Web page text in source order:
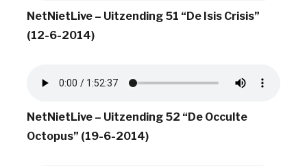
NetNietLive – Uitzending 51 “De Isis Crisis”
(12-6-2014)
NetNietLive – Uitzending 52 “De Occulte
Octopus” (19-6-2014)